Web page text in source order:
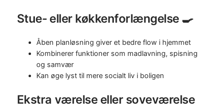
Stue‑ eller køkkenforlængelse 🍳
Åben planløsning giver et bedre flow i hjemmet
Kombinerer funktioner som madlavning, spisning
og samvær
Kan øge lyst til mere socialt liv i boligen
Ekstra værelse eller soveværelse